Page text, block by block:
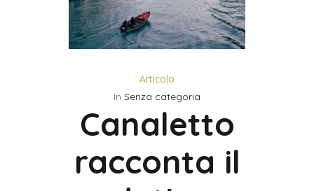
Articolo
In Senza categoria
Canaletto
racconta il